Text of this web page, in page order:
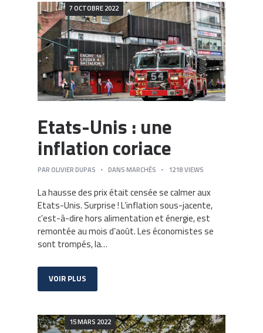
7 OCTOBRE 2022
Etats-Unis : une
inflation coriace
PAR OLIVIER DUPAS DANSMARCHÉS 1218VIEWS
La hausse des prix était censée se calmer aux
Etats-Unis. Surprise ! L’inflation sous-jacente,
c’est-à-dire hors alimentation et énergie, est
remontée au mois d’août. Les économistes se
sont trompés, la…
VOIR PLUS
15 MARS 2022